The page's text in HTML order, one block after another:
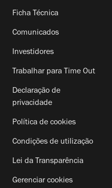
Ficha Técnica
Comunicados
Investidores
Trabalhar para Time Out
Declaração de
privacidade
Política de cookies
Condições de utilização
Lei da Transparência
Gerenciar cookies